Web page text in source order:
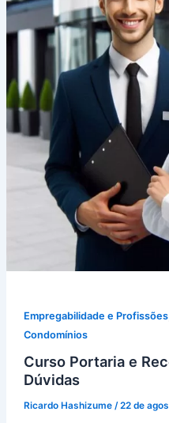
Empregabilidade e Profissões
Condomínios
Curso Portaria e
Dúvidas
Ricardo Hashizume /22 de